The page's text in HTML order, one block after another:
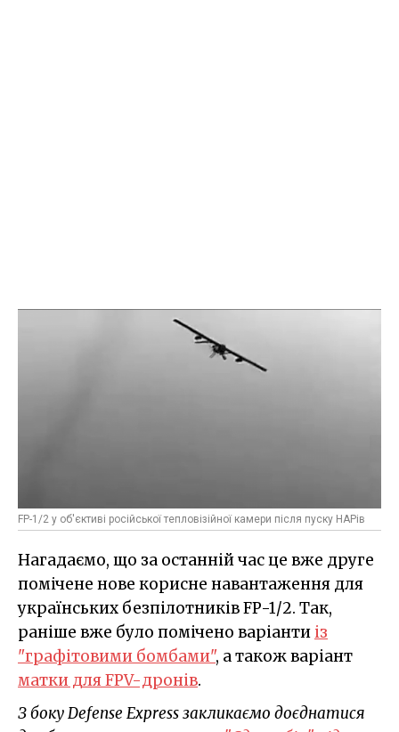
FP-1/2 у об'єктиві російської тепловізійної камери після пуску НАРів
Нагадаємо, що за останній час це вже друге
помічене нове корисне навантаження для
українських безпілотників FP-1/2. Так,
раніше вже було помічено варіанти із
"графітовими бомбами", а також варіант
матки для FPV-дронів.
З боку Defense Express закликаємо доєднатися